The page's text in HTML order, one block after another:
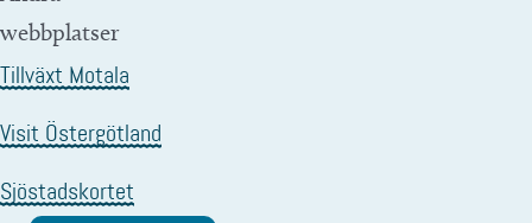
webbplatser
Tillväxt Motala
Visit Östergötland
Sjöstadskortet